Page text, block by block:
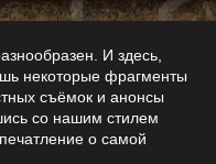
И здесь,
некоторые фрагменты
съёмок и анонсы
со нашим стилем
о самой